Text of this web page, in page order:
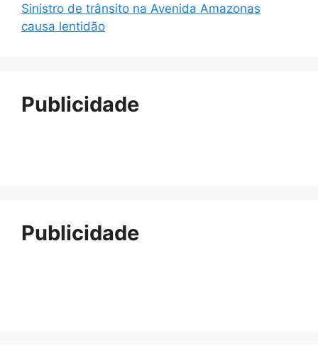
Sinistro de trânsito na Avenida Amazonas
causa lentidão
Publicidade
Publicidade